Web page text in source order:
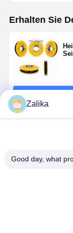
Alle Fälle
Erhalten Sie
Empfohlene
Zalika
Good day, what